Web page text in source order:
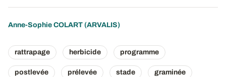
Anne-Sophie COLART (ARVALIS)
rattrapage herbicide programme
postlevée prélevée stade graminée